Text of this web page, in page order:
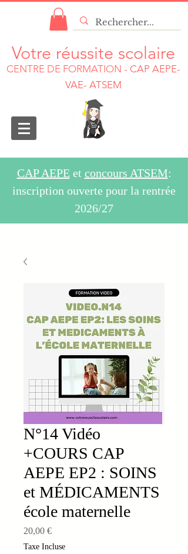
Votre réussite scolaire
CENTRE DE FORMATION - CAP AEPE-
VAE- ATSEM
CAP AEPEet concours ATSEM:
inscription ouverte pour la rentrée
2026/27
N°14 Vidéo
+COURS CAP
AEPE EP2 : SOINS
et MÉDICAMENTS
école maternelle
20,00 €Prix
Taxe Incluse